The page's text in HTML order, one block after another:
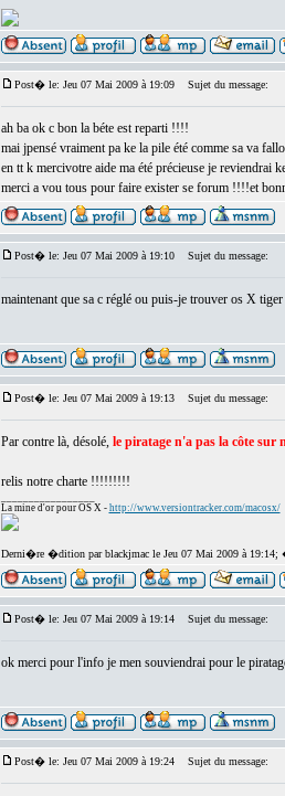
Post� le: Jeu 07 Mai 2009 à 19:09 Sujet du message:
ah ba ok c bon la béte est reparti !!!!
mai jpensé vraiment pa ke la pile été comme sa va
en tt k mercivotre aide ma été précieuse je reviendrai
merci a vou tous pour faire exister se forum !!!!et
Post� le: Jeu 07 Mai 2009 à 19:10 Sujet du message:
maintenant que sa c réglé ou puis-je trouver os X
Post� le: Jeu 07 Mai 2009 à 19:13 Sujet du message:
Par contre là, désolé, le piratage n'a pas la côte sur
relis notre charte !!!!!!!!!
La mine d'or pour OS X - http://www.versiontracker.com/macosx/
Derni�re �dition par blackjmac le Jeu 07 Mai 2009 à
Post� le: Jeu 07 Mai 2009 à 19:14 Sujet du message:
ok merci pour l'info je men souviendrai pour le
Post� le: Jeu 07 Mai 2009 à 19:24 Sujet du message: